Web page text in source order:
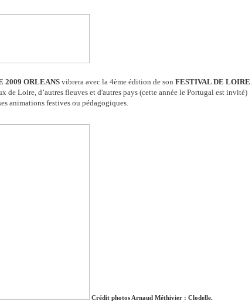
2009 ORLEANS vibrera avec la 4ème édition de son FESTIVAL DE LOIRE
de Loire, d’autres fleuves et d'autres pays (cette année le Portugal est invité)
animations festives ou pédagogiques.
Crédit photos Arnaud Méthivier : Clodelle.